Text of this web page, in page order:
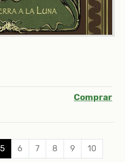
Comprar
5 6 7 8 9
10